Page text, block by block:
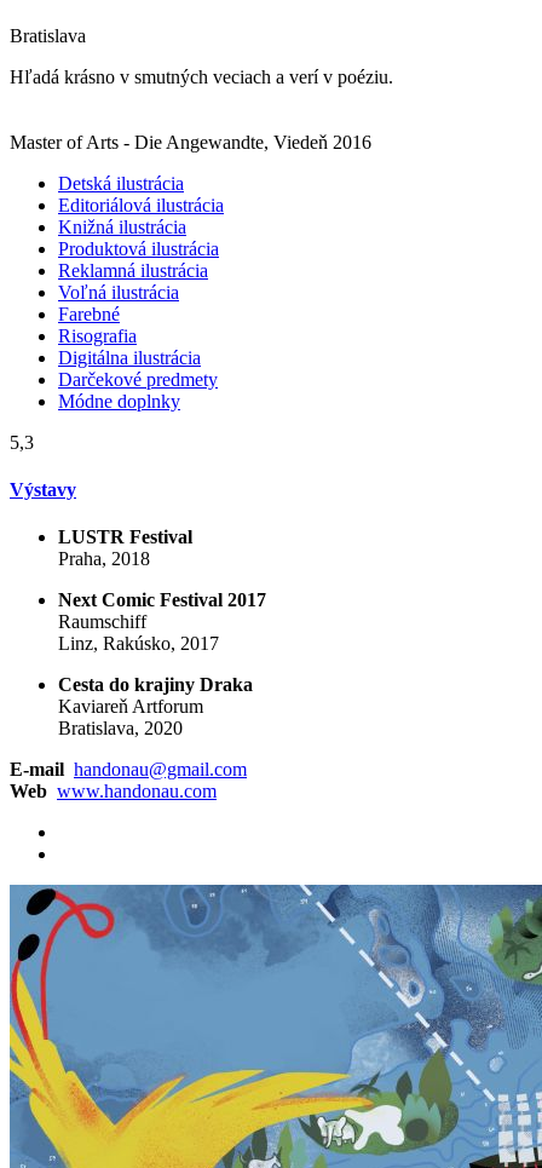
Bratislava
Hľadá krásno v smutných veciach a verí v poéziu.
Master of Arts - Die Angewandte, Viedeň 2016
Detská ilustrácia
Editoriálová ilustrácia
Knižná ilustrácia
Produktová ilustrácia
Reklamná ilustrácia
Voľná ilustrácia
Farebné
Risografia
Digitálna ilustrácia
Darčekové predmety
Módne doplnky
5,3
Výstavy
LUSTR Festival
Praha, 2018
Next Comic Festival 2017
Raumschiff
Linz, Rakúsko, 2017
Cesta do krajiny Draka
Kaviareň Artforum
Bratislava, 2020
E-mail handonau@gmail.com
Web www.handonau.com